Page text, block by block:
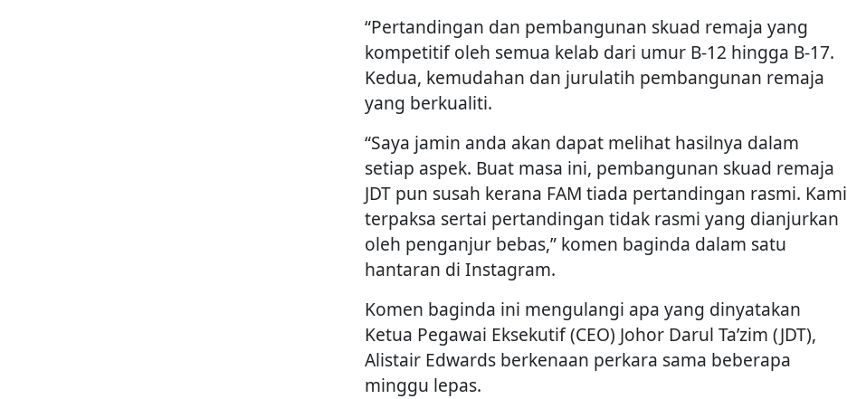
“Pertandingan dan pembangunan skuad remaja yang
kompetitif oleh semua kelab dari umur B-12 hingga B-17.
Kedua, kemudahan dan jurulatih pembangunan remaja
yang berkualiti.
“Saya jamin anda akan dapat melihat hasilnya dalam
setiap aspek. Buat masa ini, pembangunan skuad remaja
JDT pun susah kerana FAM tiada pertandingan rasmi. Kami
terpaksa sertai pertandingan tidak rasmi yang dianjurkan
oleh penganjur bebas,” komen baginda dalam satu
hantaran di Instagram.
Komen baginda ini mengulangi apa yang dinyatakan
Ketua Pegawai Eksekutif (CEO) Johor Darul Ta’zim (JDT),
Alistair Edwards berkenaan perkara sama beberapa
minggu lepas.